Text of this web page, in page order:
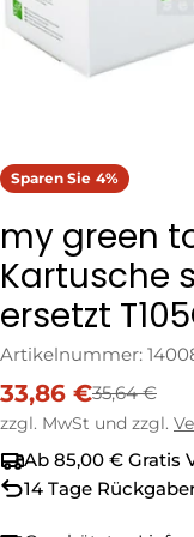
Sparen Sie 4%
my green
Kartusche
ersetzt
Artikelnummer:
Verkaufspreis
33,86 €
Regulärer
Preis
35,64 €
zzgl. MwSt und zzgl.
Ab 85,00 € Gratis
14 Tage